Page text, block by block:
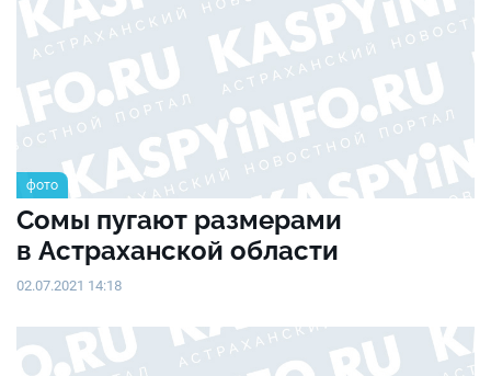
фото
Сомы пугают размерами
в Астраханской области
02.07.2021 14:18